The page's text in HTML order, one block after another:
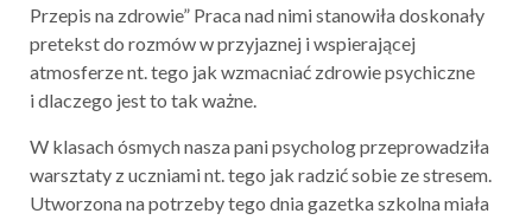
Przepis na zdrowie” Praca nad nimi stanowiła doskonały
pretekst do rozmów w przyjaznej i wspierającej
atmosferze nt. tego jak wzmacniać zdrowie psychiczne
i dlaczego jest to tak ważne.
W klasach ósmych nasza pani psycholog przeprowadziła
warsztaty z uczniami nt. tego jak radzić sobie ze stresem.
Utworzona na potrzeby tego dnia gazetka szkolna miała